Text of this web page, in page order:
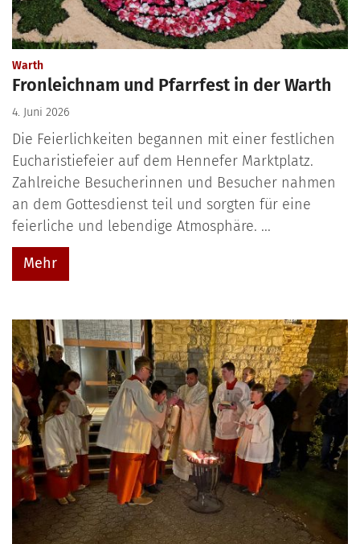
Warth:
Fronleichnam und Pfarrfest in der Warth
4. Juni 2026
Die Feierlichkeiten begannen mit einer festlichen
Eucharistiefeier auf dem Hennefer Marktplatz.
Zahlreiche Besucherinnen und Besucher nahmen
an dem Gottesdienst teil und sorgten für eine
feierliche und lebendige Atmosphäre. ...
Mehr